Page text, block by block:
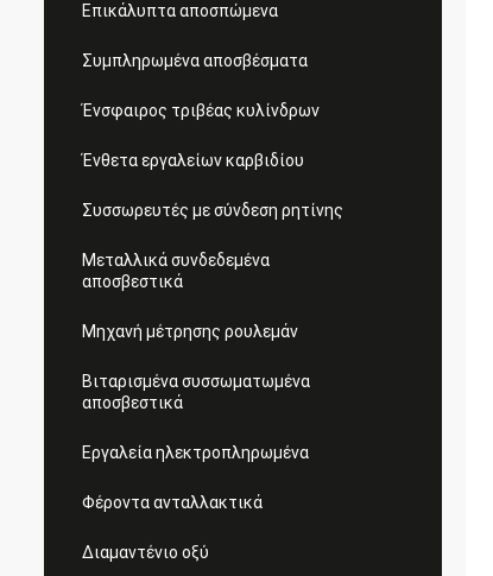
Επικάλυπτα αποσπώμενα
Συμπληρωμένα αποσβέσματα
Ένσφαιρος τριβέας κυλίνδρων
Ένθετα εργαλείων καρβιδίου
Συσσωρευτές με σύνδεση ρητίνης
Μεταλλικά συνδεδεμένα
αποσβεστικά
Μηχανή μέτρησης ρουλεμάν
Βιταρισμένα συσσωματωμένα
αποσβεστικά
Εργαλεία ηλεκτροπληρωμένα
Φέροντα ανταλλακτικά
Διαμαντένιο οξύ